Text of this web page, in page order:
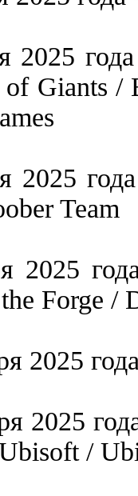
2025
Giants /
2025
Team
2025
Forge /
2025
2025
/